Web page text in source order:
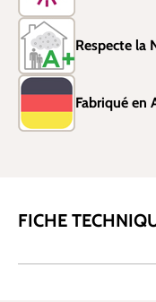
Respecte la
Fabriqué en
FICHE